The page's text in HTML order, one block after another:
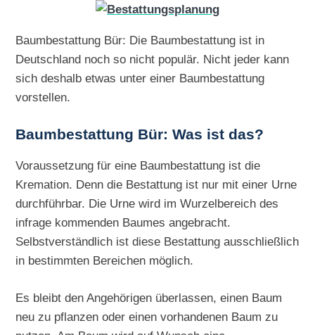
Baumbestattung Bür: Die Baumbestattung ist in
Deutschland noch so nicht populär. Nicht jeder kann
sich deshalb etwas unter einer Baumbestattung
vorstellen.
Baumbestattung Bür: Was ist das?
Voraussetzung für eine Baumbestattung ist die
Kremation. Denn die Bestattung ist nur mit einer Urne
durchführbar. Die Urne wird im Wurzelbereich des
infrage kommenden Baumes angebracht.
Selbstverständlich ist diese Bestattung ausschließlich
in bestimmten Bereichen möglich.
Es bleibt den Angehörigen überlassen, einen Baum
neu zu pflanzen oder einen vorhandenen Baum zu